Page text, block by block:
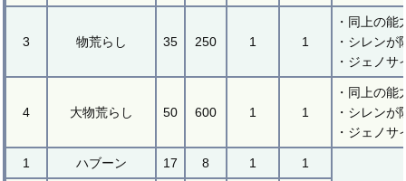
3 物荒らし 35 250 1 1
・同上の能
・シレン
・ジェノ
4 大物荒らし 50 600 1 1
・同上の能
・シレン
・ジェノ
1 ハブーン 17 8 1
1